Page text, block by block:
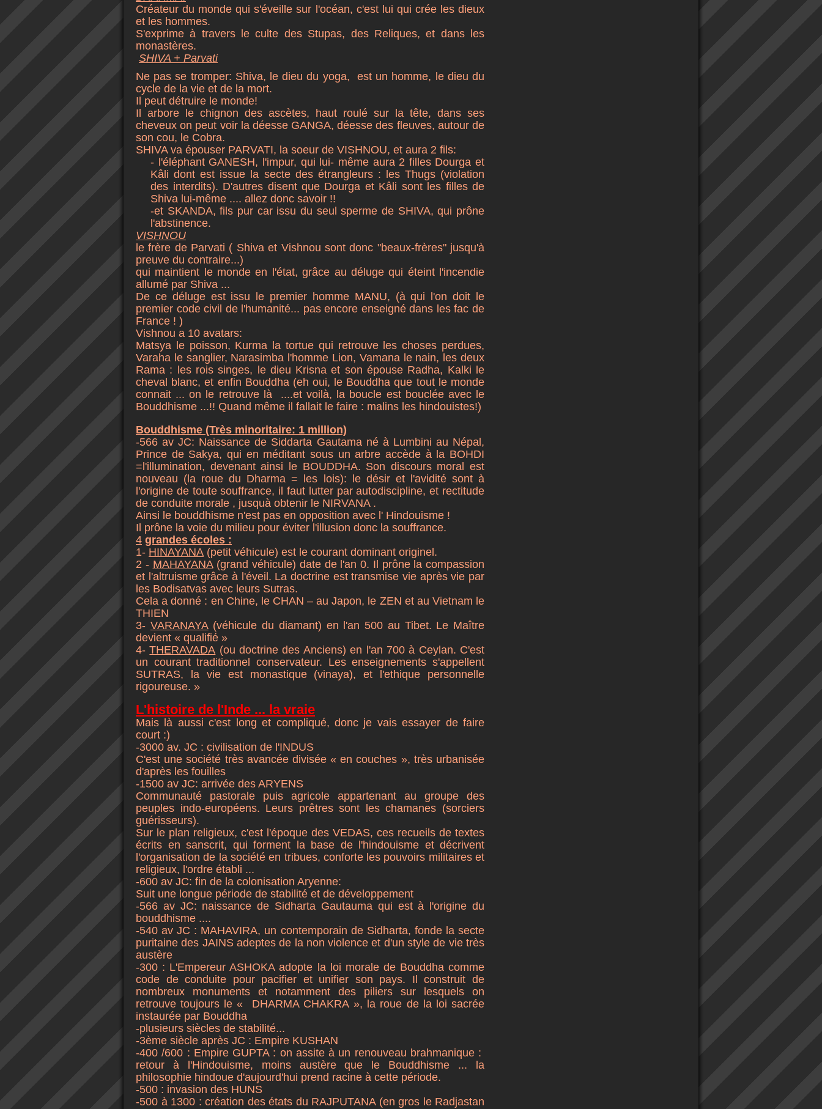
Créateur du monde qui s'éveille sur l'océan, c'est lui qui crée les dieux
et les hommes.
S'exprime à travers le culte des Stupas, des Reliques, et dans les
monastères.
SHIVA + Parvati
Ne pas se tromper: Shiva, le dieu du yoga, est un homme, le dieu du
cycle de la vie et de la mort.
Il peut détruire le monde!
Il arbore le chignon des ascètes, haut roulé sur la tête, dans ses
cheveux on peut voir la déesse GANGA, déesse des fleuves, autour de
son cou, le Cobra.
SHIVA va épouser PARVATI, la soeur de VISHNOU, et aura 2 fils:
- l'éléphant GANESH, l'impur, qui lui- même aura 2 filles Dourga et
Kâli dont est issue la secte des étrangleurs : les Thugs (violation
des interdits). D'autres disent que Dourga et Kâli sont les filles de
Shiva lui-même .... allez donc savoir !!
-et SKANDA, fils pur car issu du seul sperme de SHIVA, qui prône
l'abstinence.
VISHNOU
le frère de Parvati ( Shiva et Vishnou sont donc "beaux-frères" jusqu'à
preuve du contraire...)
qui maintient le monde en l'état, grâce au déluge qui éteint l'incendie
allumé par Shiva ...
De ce déluge est issu le premier homme MANU, (à qui l'on doit le
premier code civil de l'humanité... pas encore enseigné dans les fac de
France ! )
Vishnou a 10 avatars:
Matsya le poisson, Kurma la tortue qui retrouve les choses perdues,
Varaha le sanglier, Narasimba l'homme Lion, Vamana le nain, les deux
Rama : les rois singes, le dieu Krisna et son épouse Radha, Kalki le
cheval blanc, et enfin Bouddha (eh oui, le Bouddha que tout le monde
connait ... on le retrouve là ....et voilà, la boucle est bouclée avec le
Bouddhisme ...!! Quand même il fallait le faire : malins les hindouistes!)
Bouddhisme (Très minoritaire: 1 million)
-566 av JC: Naissance de Siddarta Gautama né à Lumbini au Népal,
Prince de Sakya, qui en méditant sous un arbre accède à la BOHDI
=l'illumination, devenant ainsi le BOUDDHA. Son discours moral est
nouveau (la roue du Dharma = les lois): le désir et l'avidité sont à
l'origine de toute souffrance, il faut lutter par autodiscipline, et rectitude
de conduite morale , jusquà obtenir le NIRVANA .
Ainsi le bouddhisme n'est pas en opposition avec l' Hindouisme !
Il prône la voie du milieu pour éviter l'illusion donc la souffrance.
4 grandes écoles :
1- HINAYANA (petit véhicule) est le courant dominant originel.
2 - MAHAYANA (grand véhicule) date de l'an 0. Il prône la compassion
et l'altruisme grâce à l'éveil. La doctrine est transmise vie après vie par
les Bodisatvas avec leurs Sutras.
Cela a donné : en Chine, le CHAN – au Japon, le ZEN et au Vietnam le
THIEN
3- VARANAYA (véhicule du diamant) en l'an 500 au Tibet. Le Maître
devient « qualifié »
4- THERAVADA (ou doctrine des Anciens) en l'an 700 à Ceylan. C'est
un courant traditionnel conservateur. Les enseignements s'appellent
SUTRAS, la vie est monastique (vinaya), et l'ethique personnelle
rigoureuse. »
L'histoire de l'Inde ... la vraie
Mais là aussi c'est long et compliqué, donc je vais essayer de faire
court :)
-3000 av. JC : civilisation de l'INDUS
C'est une société très avancée divisée « en couches », très urbanisée
d'après les fouilles
-1500 av JC: arrivée des ARYENS
Communauté pastorale puis agricole appartenant au groupe des
peuples indo-européens. Leurs prêtres sont les chamanes (sorciers
guérisseurs).
Sur le plan religieux, c'est l'époque des VEDAS, ces recueils de textes
écrits en sanscrit, qui forment la base de l'hindouisme et décrivent
l'organisation de la société en tribues, conforte les pouvoirs militaires et
religieux, l'ordre établi ...
-600 av JC: fin de la colonisation Aryenne:
Suit une longue période de stabilité et de développement
-566 av JC: naissance de Sidharta Gautauma qui est à l'origine du
bouddhisme ....
-540 av JC : MAHAVIRA, un contemporain de Sidharta, fonde la secte
puritaine des JAINS adeptes de la non violence et d'un style de vie très
austère
-300 : L'Empereur ASHOKA adopte la loi morale de Bouddha comme
code de conduite pour pacifier et unifier son pays. Il construit de
nombreux monuments et notamment des piliers sur lesquels on
retrouve toujours le « DHARMA CHAKRA », la roue de la loi sacrée
instaurée par Bouddha
-plusieurs siècles de stabilité...
-3ème siècle après JC : Empire KUSHAN
-400 /600 : Empire GUPTA : on assite à un renouveau brahmanique :
retour à l'Hindouisme, moins austère que le Bouddhisme ... la
philosophie hindoue d'aujourd'hui prend racine à cette période.
-500 : invasion des HUNS
-500 à 1300 : création des états du RAJPUTANA (en gros le Radjastan